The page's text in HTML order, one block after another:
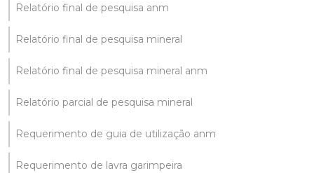
Relatório final de pesquisa anm
Relatório final de pesquisa mineral
Relatório final de pesquisa mineral anm
Relatório parcial de pesquisa mineral
Requerimento de guia de utilização anm
Requerimento de lavra garimpeira